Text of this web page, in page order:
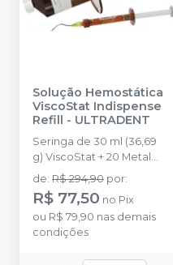
Solução Hemostática
ViscoStat Indispense
Refill - ULTRADENT
Seringa de 30 ml (36,69
g) ViscoStat + 20 Metal
Dento-Infusor tips + 20
seringa de 1,2 ml vazia
de: R$ 294,90 por:
R$ 77,50 no Pix
ou R$ 79,90 nas demais
condições